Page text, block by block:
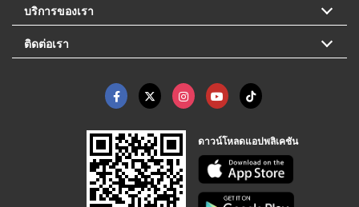
บริการของเรา
ติดต่อเรา
ดาวน์โหลดแอปพลิเคชัน